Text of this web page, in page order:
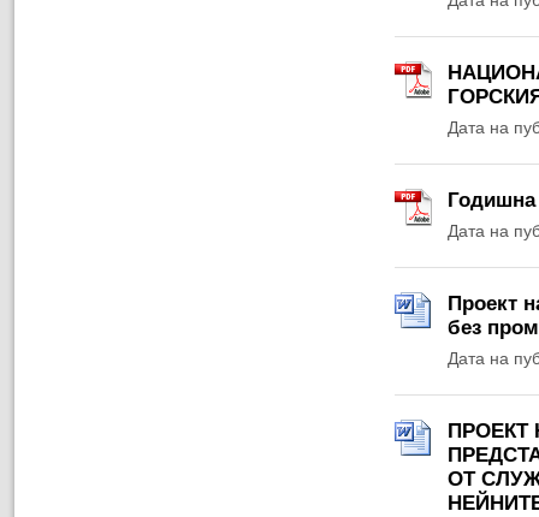
Дата на
Годишна
Дата на
Проект
без
Дата на
ПРОЕКТ
ОТ